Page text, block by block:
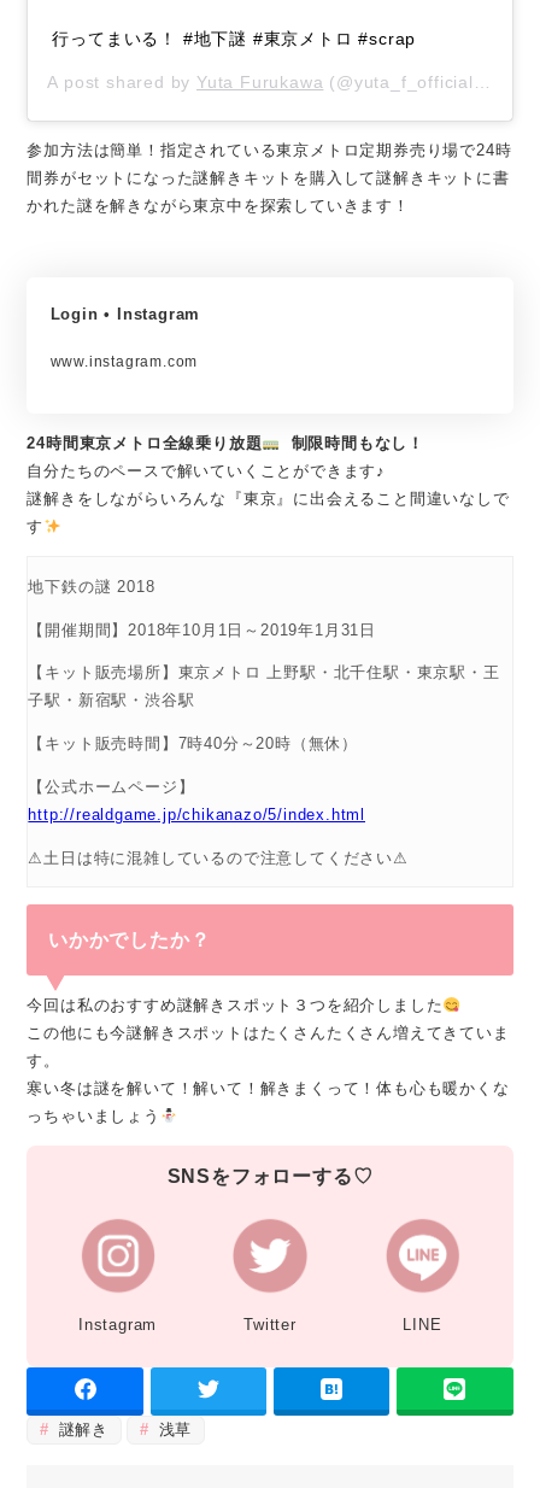
行ってまいる！ #地下謎 #東京メトロ #scrap
A post shared by Yuta Furukawa (@yuta_f_official) on
参加方法は簡単！指定されている東京メトロ定期券売り場で24時
間券がセットになった謎解きキットを購入して謎解きキットに書
かれた謎を解きながら東京中を探索していきます！
Login • Instagram
www.instagram.com
24時間東京メトロ全線乗り放題
制限時間もなし！
自分たちのペースで解いていくことができます♪
謎解きをしながらいろんな『東京』に出会えること間違いなしで
す
地下鉄の謎 2018
【開催期間】2018年10月1日～2019年1月31日
【キット販売場所】東京メトロ 上野駅・北千住駅・東京駅・王
子駅・新宿駅・渋谷駅
【キット販売時間】7時40分～20時（無休）
【公式ホームページ】
http://realdgame.jp/chikanazo/5/index.html
⚠土日は特に混雑しているので注意してください⚠
いかかでしたか？
今回は私のおすすめ謎解きスポット３つを紹介しました
この他にも今謎解きスポットはたくさんたくさん増えてきていま
す。
寒い冬は謎を解いて！解いて！解きまくって！体も心も暖かくな
っちゃいましょう
SNSをフォローする♡
Instagram Twitter LINE
謎解き 浅草